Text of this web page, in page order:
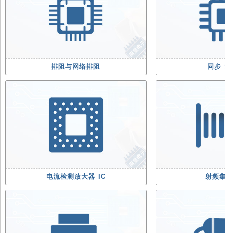
排阻与网络排阻 同步
电流检测放大器 IC 射频